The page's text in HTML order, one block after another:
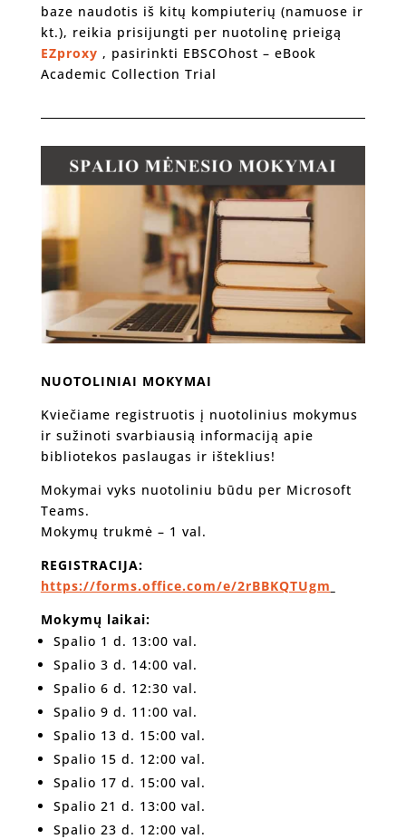
baze naudotis iš kitų kompiuterių (namuose ir
kt.), reikia prisijungti per nuotolinę prieigą
EZproxy , pasirinkti EBSCOhost – eBook
Academic Collection Trial
NUOTOLINIAI MOKYMAI
Kviečiame registruotis į nuotolinius mokymus
ir sužinoti svarbiausią informaciją apie
bibliotekos paslaugas ir išteklius!
Mokymai vyks nuotoliniu būdu per Microsoft
Teams.
Mokymų trukmė – 1 val.
REGISTRACIJA:
https://forms.office.com/e/2rBBKQTUgm
Mokymų laikai:
Spalio 1 d. 13:00 val.
Spalio 3 d. 14:00 val.
Spalio 6 d. 12:30 val.
Spalio 9 d. 11:00 val.
Spalio 13 d. 15:00 val.
Spalio 15 d. 12:00 val.
Spalio 17 d. 15:00 val.
Spalio 21 d. 13:00 val.
Spalio 23 d. 12:00 val.